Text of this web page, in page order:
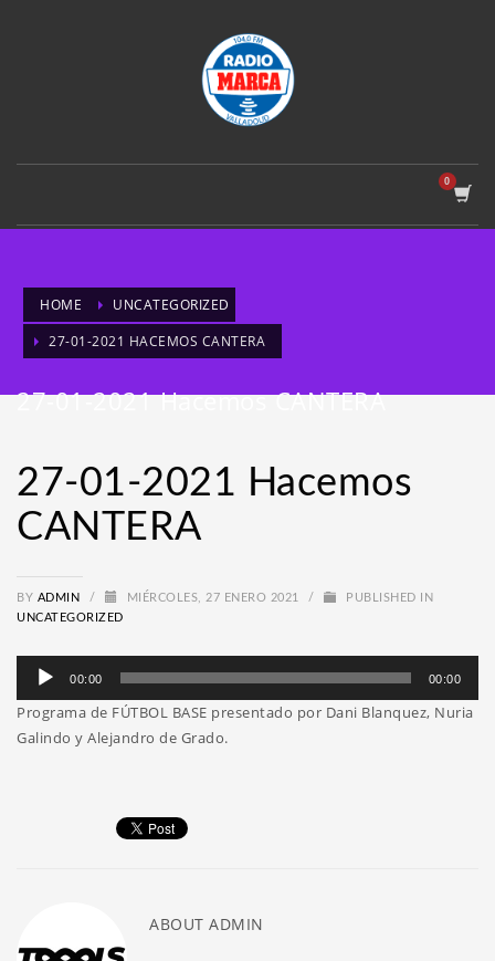
HOME
UNCATEGORIZED
27-01-2021 HACEMOS CANTERA
27-01-2021 Hacemos CANTERA
27-01-2021 Hacemos
CANTERA
BY ADMIN / MIÉRCOLES, 27 ENERO 2021 /
PUBLISHED IN
UNCATEGORIZED
Reproductor
audio
00:00 00:00
Programa de FÚTBOL BASE presentado por Dani Blanquez, Nuria
Galindo y Alejandro de Grado.
ABOUT ADMIN